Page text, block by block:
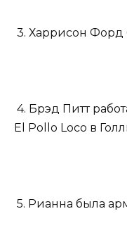
3. Харрисон Форд
4. Брэд Питт
El Pollo Loco в
5. Рианна была